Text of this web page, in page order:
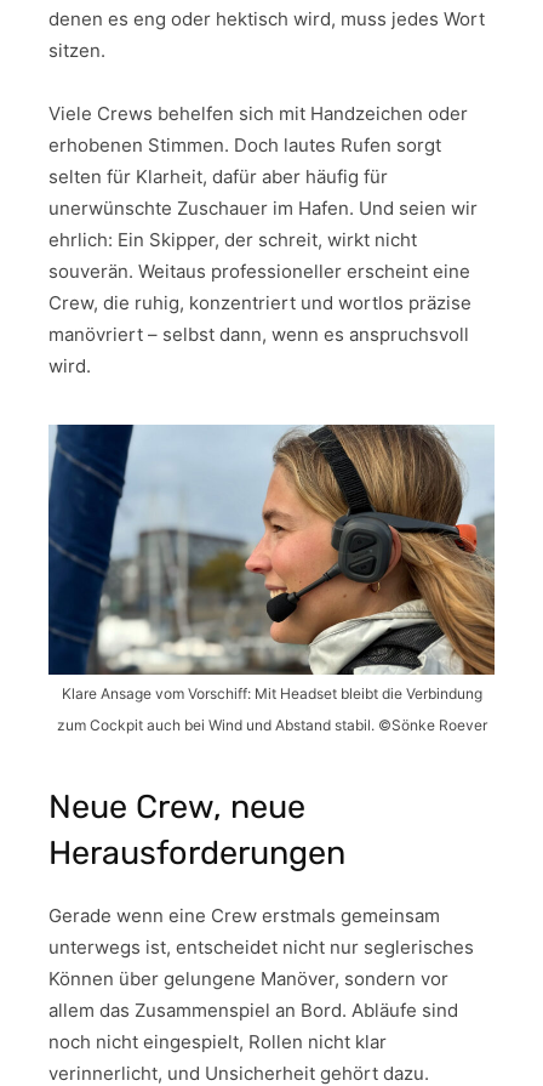
denen es eng oder hektisch wird, muss jedes Wort
sitzen.
Viele Crews behelfen sich mit Handzeichen oder
erhobenen Stimmen. Doch lautes Rufen sorgt
selten für Klarheit, dafür aber häufig für
unerwünschte Zuschauer im Hafen. Und seien wir
ehrlich: Ein Skipper, der schreit, wirkt nicht
souverän. Weitaus professioneller erscheint eine
Crew, die ruhig, konzentriert und wortlos präzise
manövriert – selbst dann, wenn es anspruchsvoll
wird.
Klare Ansage vom Vorschiff: Mit Headset bleibt die Verbindung
zum Cockpit auch bei Wind und Abstand stabil. ©Sönke Roever
Neue Crew, neue
Herausforderungen
Gerade wenn eine Crew erstmals gemeinsam
unterwegs ist, entscheidet nicht nur seglerisches
Können über gelungene Manöver, sondern vor
allem das Zusammenspiel an Bord. Abläufe sind
noch nicht eingespielt, Rollen nicht klar
verinnerlicht, und Unsicherheit gehört dazu.